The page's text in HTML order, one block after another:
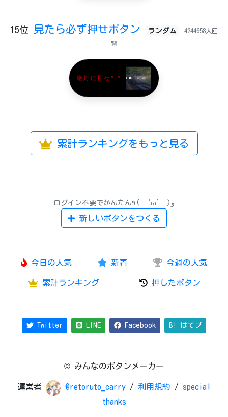
15位 見たら必ず押せボタン ランダム 4244658人回
覧
絶対に押せ^ ^
累計ランキングをもっと見る
ログイン不要でかんたん٩( ‘ω’ )و
新しいボタンをつくる
今日の人気 新着 今週の人気
累計ランキング 押したボタン
Twitter LINE Facebook B! はてブ
© みんなのボタンメーカー
運営者 @retoruto_carry / 利用規約 / special
thanks